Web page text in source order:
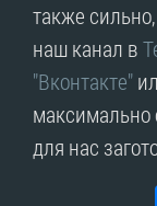
также
наш канал в
"Вконтакте"
максимально
для нас